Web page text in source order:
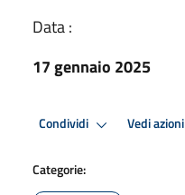
Data :
17 gennaio 2025
Condividi Vedi azioni
Categorie: